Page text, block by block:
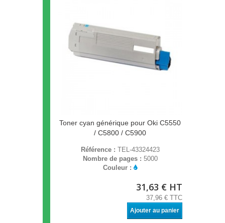
Toner cyan générique pour Oki C5550
/ C5800 / C5900
Référence : TEL-43324423
Nombre de pages : 5000
Couleur :
31,63 € HT
37,96 € TTC
Ajouter au panier